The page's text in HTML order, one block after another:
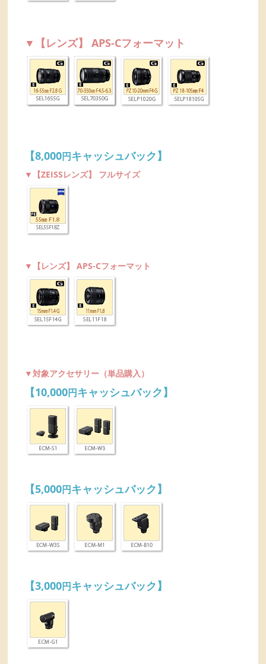
▼【レンズ】 APS-Cフォーマット
【8,000円キャッシュバック】
▼【ZEISSレンズ】 フルサイズ
▼【レンズ】 APS-Cフォーマット
▼対象アクセサリー（単品購入）
【10,000円キャッシュバック】
【5,000円キャッシュバック】
【3,000円キャッシュバック】